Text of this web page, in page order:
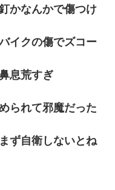
かなんかで傷つけ
イクの傷でズコー
息荒すぎ
られて邪魔だった
ず自衛しないとね